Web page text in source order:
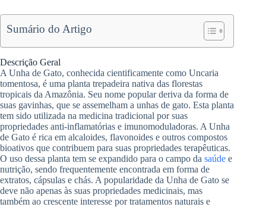
Sumário do Artigo
Descrição Geral
A Unha de Gato, conhecida cientificamente como Uncaria
tomentosa, é uma planta trepadeira nativa das florestas
tropicais da Amazônia. Seu nome popular deriva da forma de
suas gavinhas, que se assemelham a unhas de gato. Esta planta
tem sido utilizada na medicina tradicional por suas
propriedades anti-inflamatórias e imunomoduladoras. A Unha
de Gato é rica em alcaloides, flavonoides e outros compostos
bioativos que contribuem para suas propriedades terapêuticas.
O uso dessa planta tem se expandido para o campo da saúde e
nutrição, sendo frequentemente encontrada em forma de
extratos, cápsulas e chás. A popularidade da Unha de Gato se
deve não apenas às suas propriedades medicinais, mas
também ao crescente interesse por tratamentos naturais e